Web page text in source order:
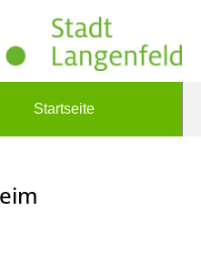
Startseite